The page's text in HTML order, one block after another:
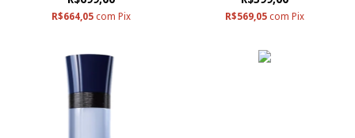
R$664,05 com Pix R$569,05 com Pix